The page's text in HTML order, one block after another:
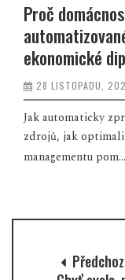
Proč
ekonomické
28 LISTOPADU,
Jak automaticky
zdrojů, jak
managementu pom...